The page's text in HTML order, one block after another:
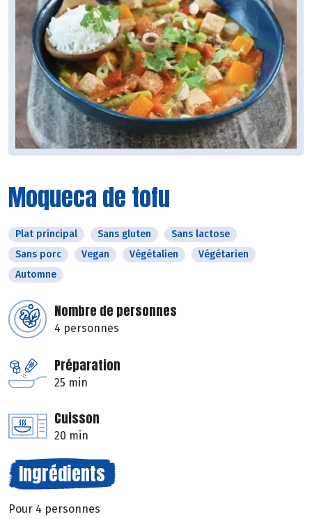
Moqueca de tofu
Plat principal Sans gluten
Sans lactose
Sans porc
Vegan Végétalien
Végétarien
Automne
Nombre de personnes
4 personnes
Préparation
25 min
Cuisson
20 min
Ingrédients
Pour 4 personnes